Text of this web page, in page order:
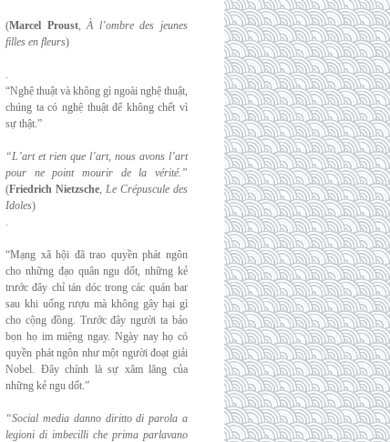
(Marcel Proust,À l’ombre des jeunes
filles en fleurs)
.
“Nghệ thuật và không gì ngoài nghệ thuật,
chúng ta có nghệ thuật để không chết vì
sự thật.”
“L’art et rien que l’art, nous avons l’art
pour ne point mourir de la vérité.”
(Friedrich Nietzsche, Le Crépuscule des
Idoles)
.
“Mạng xã hội đã trao quyền phát ngôn
cho những đạo quân ngu dốt, những kẻ
trước đây chỉ tán dóc trong các quán bar
sau khi uống rượu mà không gây hại gì
cho cộng đồng. Trước đây người ta bảo
bọn họ im miệng ngay. Ngày nay họ có
quyền phát ngôn như một người đoạt giải
Nobel. Đây chính là sự xâm lăng của
những kẻ ngu dốt.”
“Social media danno diritto di parola a
legioni di imbecilli che prima parlavano